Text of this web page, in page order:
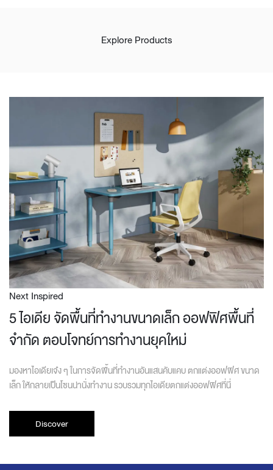
Explore Products
Next Inspired
5 ไอเดีย จัดพื้นที่ทำงานขนาดเล็ก ออฟฟิศพื้นที่
จำกัด ตอบโจทย์การทำงานยุคใหม่
มองหาไอเดียเจ๋ง ๆ ในการจัดพื้นที่ทำงานอันแสนคับแคบ ตกแต่งออฟฟิศ ขนาด
เล็ก ให้กลายเป็นโซนน่านั่งทำงาน รวบรวมทุกไอเดียตกแต่งออฟฟิศที่นี่
Discover